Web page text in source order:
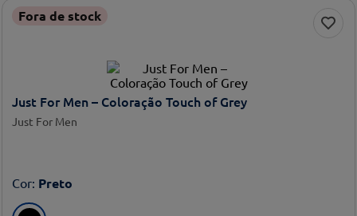
Fora de stock
Just For Men – Coloração Touch of Grey
Just For Men
Cor: Preto